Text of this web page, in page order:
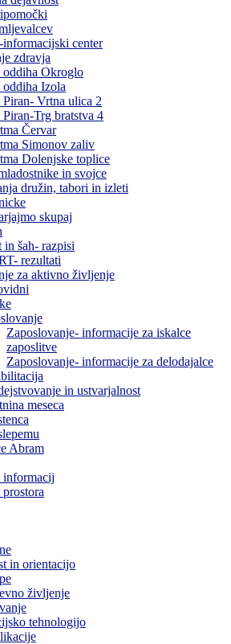
informacijski center
zdravja
oddiha Okroglo
Izola
Vrtna ulica 2
Trg bratstva 4
Červar
Simonov zaliv
Dolenjske toplice
in svojce
družin, tabori in izleti
skupaj
in šah- razpisi
rezultati
za aktivno življenje
Zaposlovanje- informacije za iskalce
zaposlitve
Zaposlovanje- informacije za delodajalce
in ustvarjalnost
meseca
Abram
informacij
in orientacijo
življenje
tehnologijo